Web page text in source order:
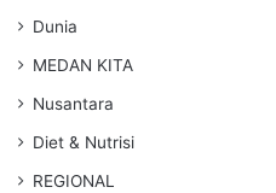
Dunia
MEDAN KITA
Nusantara
Diet & Nutrisi
REGIONAL